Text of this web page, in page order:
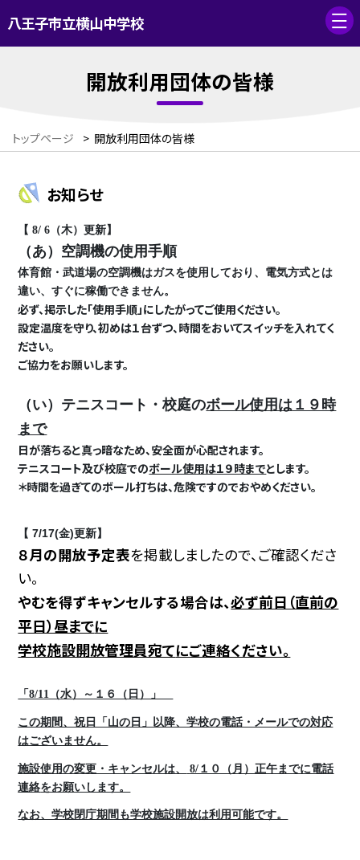
八王子市立横山中学校
開放利用団体の皆様
トップページ > 開放利用団体の皆様
お知らせ
【 8/ 6（木）更新】
（あ）空調機の使用手順
体育館・武道場の空調機はガスを使用しており、電気方式とは
違い、すぐに稼働できません。
必ず、掲示した「使用手順」にしたがってご使用ください。
設定温度を守り、初めは１台ずつ、時間をおいてスイッチを入れてく
ださい。
ご協力をお願いします。
（い）テニスコート・校庭のボール使用は１９時
まで
日が落ちると真っ暗なため、安全面が心配されます。
テニスコート及び校庭でのボール使用は１９時までとします。
＊時間を過ぎてのボール打ちは、危険ですのでおやめください。
【 7/17(金)更新】
８月の開放予定表を掲載しましたので、ご確認くださ
い。
やむを得ずキャンセルする場合は、必ず前日（直前の
平日）昼までに
学校施設開放管理員宛てにご連絡ください。
「8/11（水）～１６（日）」
この期間、祝日「山の日」以降、学校の電話・メールでの対応
はございません。
施設使用の変更・キャンセルは、
8/１０（月）正午までに電話
連絡をお願いします。
なお、学校閉庁期間も学校施設開放は利用可能です。